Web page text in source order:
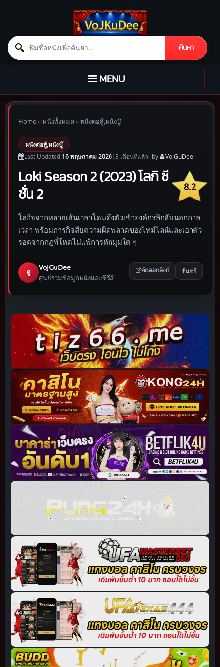
Search for:
ค้นหา
Skip to content
TOGGLE
NAVIGATION
MENU
Home»หนังทั้งหมด»หนังต่อสู้,หนังบู๊
หนังต่อสู้,หนังบู๊
Last Updated:16 พฤษภาคม 2026|3 เดือนที่แล้ว | by VoJGuDee
8.2
Loki Season 2 (2023) โลกิ ซี
ซั่น 2
โลกิจจากหลายเส้นเวลาโดนดึงตัวเข้าองค์กรลึกลับนอกกาล
เวลา พร้อมภารกิจสืบความผิดพลาดของไทม์ไลน์และเอาตัว
รอดจากกฎที่โหดไม่แพ้การหักมุมใด ๆ
ดู
VoJGuDee
ศูนย์รวมข้อมูลหนังและซีรีส์
คัดลอกลิงก์ แชร์